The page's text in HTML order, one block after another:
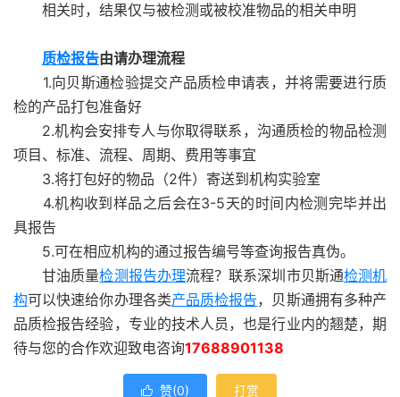
相关时，结果仅与被检测或被校准物品的相关申明
质检报告由请办理流程
1.向贝斯通检验提交产品质检申请表，并将需要进行质
检的产品打包准备好
2.机构会安排专人与你取得联系，沟通质检的物品检测
项目、标准、流程、周期、费用等事宜
3.将打包好的物品（2件）寄送到机构实验室
4.机构收到样品之后会在3-5天的时间内检测完毕并出
具报告
5.可在相应机构的通过报告编号等查询报告真伪。
甘油质量检测报告办理流程？联系深圳市贝斯通检测机
构可以快速给你办理各类产品质检报告，贝斯通拥有多种产
品质检报告经验，专业的技术人员，也是行业内的翘楚，期
待与您的合作欢迎致电咨询17688901138
 赞(0) 打赏